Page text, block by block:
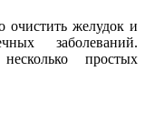
желудок и
заболеваний.
простых